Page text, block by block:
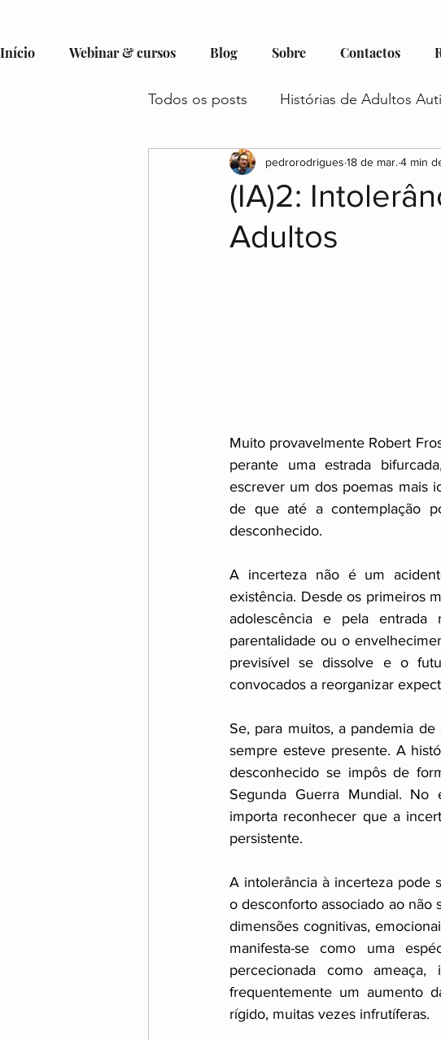
Início Webinar & cursos Blog Sobre Contactos
Todos os posts Histórias de Adultos
Hobbies e Interesses no Autismo
Recursos e Suporte para Autistas
(IA)2:
Adultos
pedrorodrigues 18 de mar. 4 min
Muito provavelmente Robert
perante uma estrada
escrever um dos poemas mais
de que até a contemplação
desconhecido.
A incerteza não é um
existência. Desde os primeiros
adolescência e pela
parentalidade ou o
previsível se dissolve e o
convocados a reorganizar
Se, para muitos, a pandemia
sempre esteve presente. A
desconhecido se impôs de
Segunda Guerra Mundial. No
importa reconhecer que a
persistente.
A intolerância à incerteza pode
o desconforto associado ao não
dimensões cognitivas,
manifesta-se como uma
percecionada como
frequentemente um aumento
rígido, muitas vezes infrutíferas.